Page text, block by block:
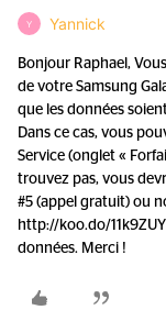
Y Yannick
Bonjour Raphael,
de votre Samsung
que les données
Dans ce cas, vous
Service (onglet «
trouvez pas, vous
#5 (appel gratuit) ou
http://koo.do/
données. Merci !